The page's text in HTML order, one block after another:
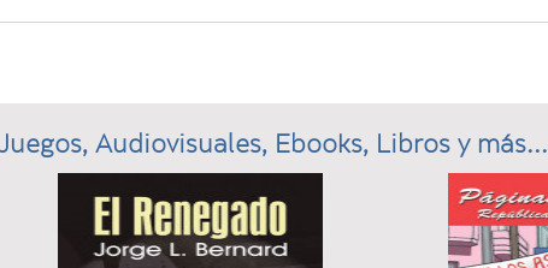
Audiovisuales, Ebooks, Libros y más...